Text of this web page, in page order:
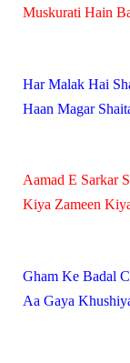
Muskurati Hain
Har Malak Hai
Haan Magar
Aamad E Sarkar
Kiya Zameen
Gham Ke Badal
Aa Gaya